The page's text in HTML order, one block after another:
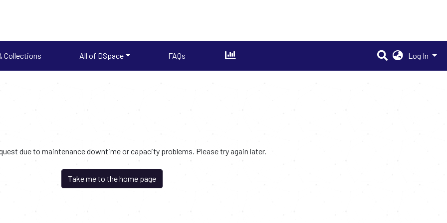
Collections All of DSpace FAQs Log In
due to maintenance downtime or capacity problems. Please try again later.
Take me to the home page